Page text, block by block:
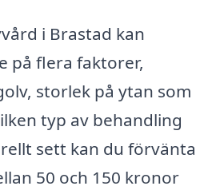
i Brastad kan
på flera faktorer,
storlek på ytan som
typ av behandling
sett kan du förvänta
50 och 150 kronor